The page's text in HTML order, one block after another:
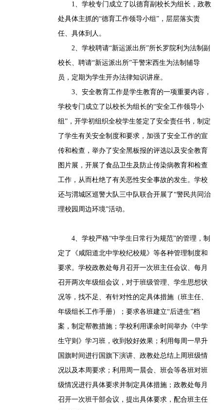
1、学校专门成立了以德育副校长为组长，政教
处具体主抓的“德育工作领导小组”，层层落实责
任、具体到人。
2、学校聘请“新运派出所”所长罗院利为法制副
校长、聘请“新运派出所”干警宋西生为法制辅导
员，定期为学生开办法律知识讲座。
3、安全教育工作是学生教育的一项重要内容，
学校专门成立了以校长为组长的“安全工作领导小
组”，开学初组织全校学生签定了安全责任书，制定
了学生有关安全制度和要求，加强了安全工作的宣
传和检查，举办了安全黑板报的评选以及安全教育
图片展，开展了食品卫生及防止传染病教育和检查
工作，从而杜绝了有关恶性安全事故的发生。学校
还与渭城区巡警大队三中队联合开展了“警民共同治
理校园周边环境”活动。
4、学校严格“中学生日常行为规范”的管理，制
定了《咸阳道北中学校纪校规》等各种管理制度和
要求。学校政教处每月召开一次班主任会议、每月
召开两次年级组会议，对于班级管理、学生思想状
况等，找不足、有针对性的定具体措施（班主任、
年级组长工作手册）；要求各班建立“后进生”档
案，制定帮教措施；学校利用课余时间举办《中学
生守则》学习班，收到较好效果；利用每周一早升
国旗时间进行国旗下演讲、政教处总结上周班级情
况以及本周要求；利用周一晨会、班会等各班对班
级情况进行具体要求并制定具体措施；政教处每月
召开一次班干部会议，提出具体要求，配合班主任